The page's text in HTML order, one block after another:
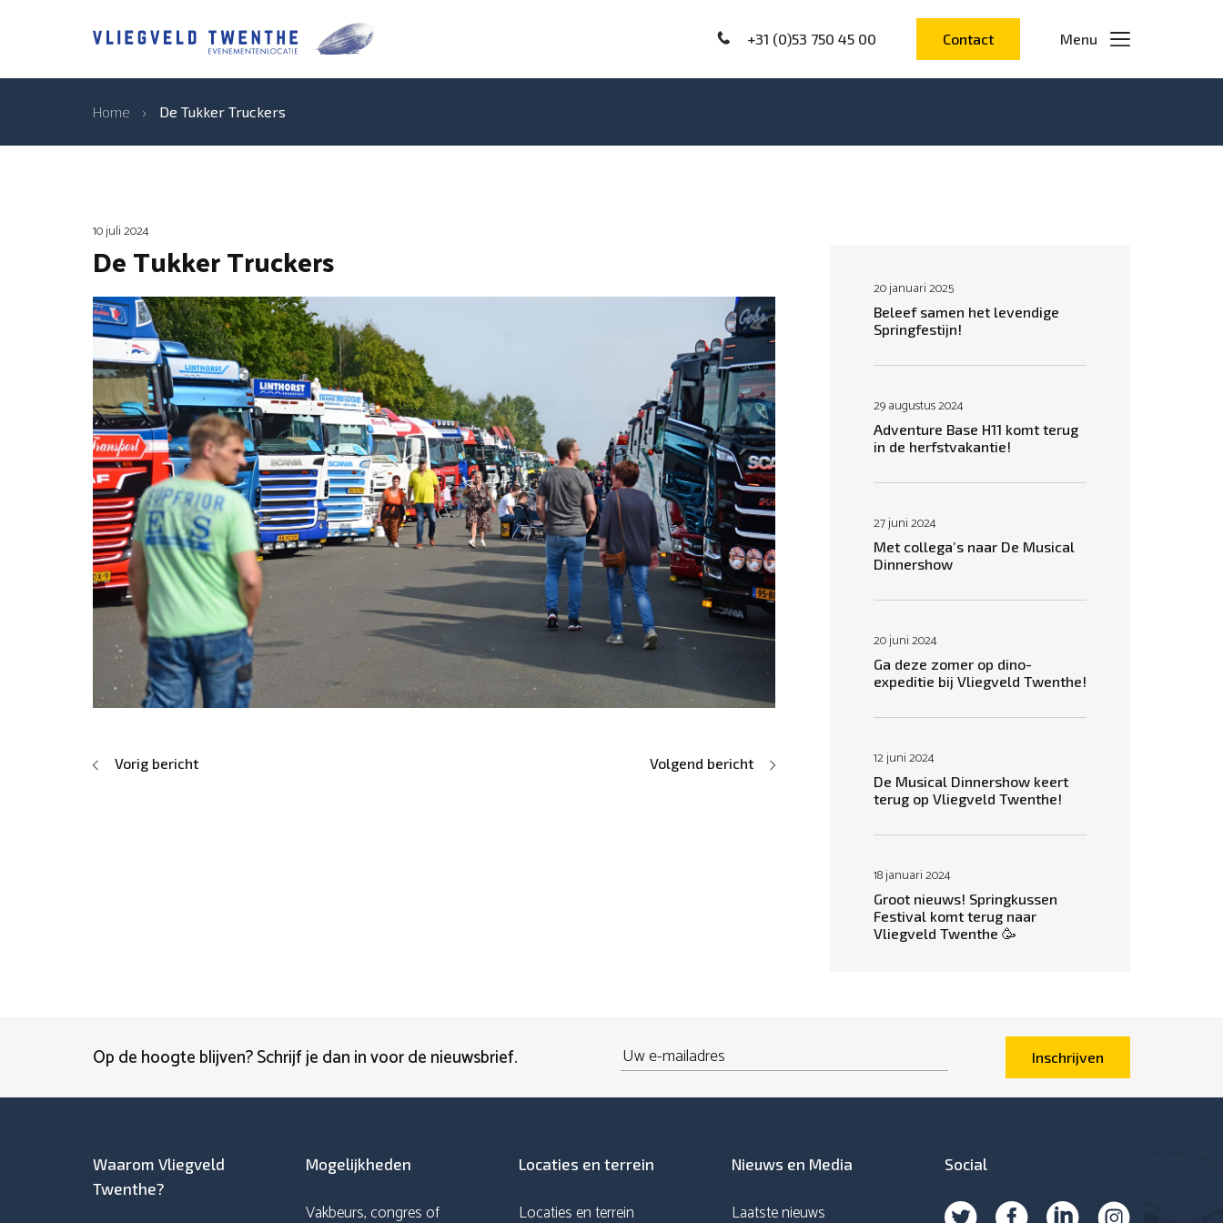
+31 (0)53 750 45 00 Contact Menu
Home › De Tukker Truckers
10 juli 2024
De Tukker Truckers
Volgend bericht
Vorig bericht
20 januari 2025
Beleef samen het levendige
Springfestijn!
29 augustus 2024
Adventure Base H11 komt terug
in de herfstvakantie!
27 juni 2024
Met collega’s naar De Musical
Dinnershow
20 juni 2024
Ga deze zomer op dino-
expeditie bij Vliegveld Twenthe!
12 juni 2024
De Musical Dinnershow keert
terug op Vliegveld Twenthe!
18 januari 2024
Groot nieuws! Springkussen
Festival komt terug naar
Vliegveld Twenthe 🥳
Op de hoogte blijven? Schrijf je dan in voor de nieuwsbrief. Email
Inschrijven
Waarom Vliegveld
Twenthe?
Mogelijkheden
Vakbeurs, congres of
Locaties en terrein
Locaties en terrein
Nieuws en Media
Laatste nieuws
Social